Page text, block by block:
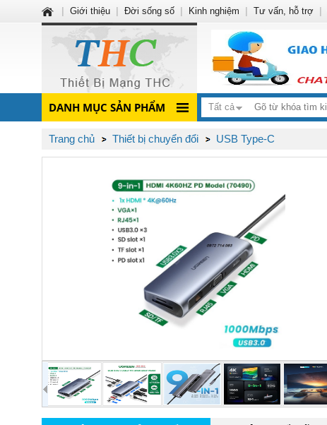
DANH MỤC SẢN PHẨM Tất cả
Trang chủ Thiết bị chuyển đổi USB Type-C
Giới thiệu Đời sống số Kinh nghiệm Tư vấn, hỗ trợ